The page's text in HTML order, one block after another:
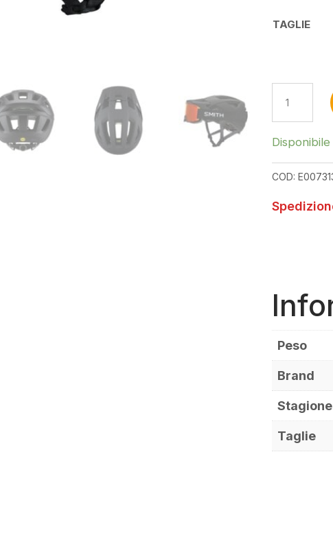
TAGLIE
SESSION
MIPS
MATTE
BLACK
QUANTITÀ
Disponibile
COD:
Peso
Brand
Stagione
Taglie